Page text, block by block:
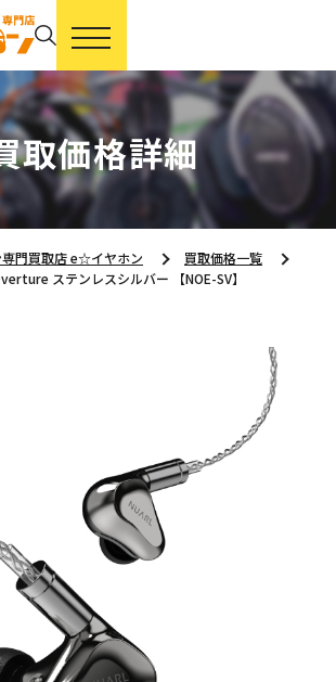
取価格詳細
門買取店 e☆イヤホン
買取価格一覧
ステンレスシルバー 【NOE-SV】